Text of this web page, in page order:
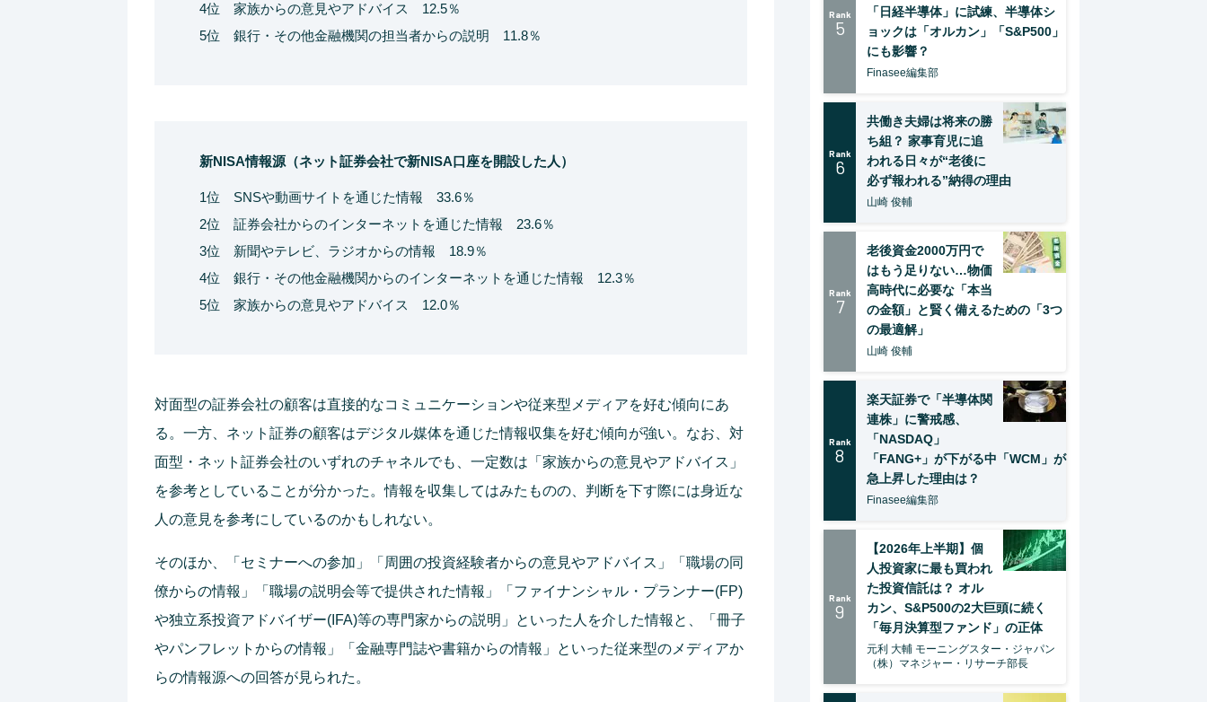
4位 家族からの意見やアドバイス 12.5％
5位 銀行・その他金融機関の担当者からの説明 11.8％
新NISA情報源（ネット証券会社で新NISA口座を開設した人）
1位 SNSや動画サイトを通じた情報 33.6％
2位 証券会社からのインターネットを通じた情報 23.6％
3位 新聞やテレビ、ラジオからの情報 18.9％
4位 銀行・その他金融機関からのインターネットを通じた情報 12.3％
5位 家族からの意見やアドバイス 12.0％
対面型の証券会社の顧客は直接的なコミュニケーションや従来型メディアを好む傾向にあ
る。一方、ネット証券の顧客はデジタル媒体を通じた情報収集を好む傾向が強い。なお、対
面型・ネット証券会社のいずれのチャネルでも、一定数は「家族からの意見やアドバイス」
を参考としていることが分かった。情報を収集してはみたものの、判断を下す際には身近な
人の意見を参考にしているのかもしれない。
そのほか、「セミナーへの参加」「周囲の投資経験者からの意見やアドバイス」「職場の同
僚からの情報」「職場の説明会等で提供された情報」「ファイナンシャル・プランナー(FP)
や独立系投資アドバイザー(IFA)等の専門家からの説明」といった人を介した情報と、「冊子
やパンフレットからの情報」「金融専門誌や書籍からの情報」といった従来型のメディアか
らの情報源への回答が見られた。
Rank
5
「日経半導体」に試練、半導体シ
ョックは「オルカン」「S&P500」
にも影響？
Finasee編集部
Rank
6
共働き夫婦は将来の勝
ち組？ 家事育児に追
われる日々が“老後に
必ず報われる”納得の理由
山崎 俊輔
Rank
7
老後資金2000万円で
はもう足りない…物価
高時代に必要な「本当
の金額」と賢く備えるための「3つ
の最適解」
山崎 俊輔
Rank
8
楽天証券で「半導体関
連株」に警戒感、
「NASDAQ」
「FANG+」が下がる中「WCM」が
急上昇した理由は？
Finasee編集部
Rank
9
【2026年上半期】個
人投資家に最も買われ
た投資信託は？ オル
カン、S&P500の2大巨頭に続く
「毎月決算型ファンド」の正体
元利 大輔 モーニングスター・ジャパン
（株）マネジャー・リサーチ部長